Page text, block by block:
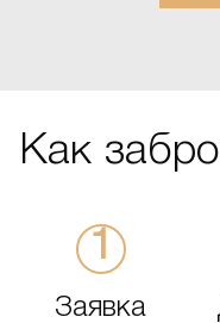
Как
Заявка